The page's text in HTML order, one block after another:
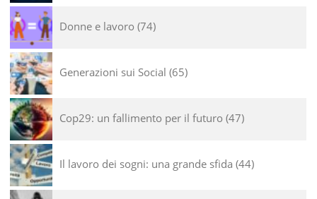
Donne e lavoro 74
Generazioni sui Social 65
Cop29: un fallimento per il futuro 47
Il lavoro dei sogni: una grande sfida 44